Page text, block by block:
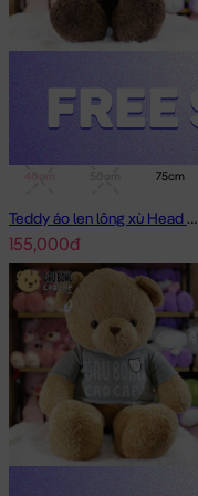
75cm
Teddy áo len lông xù Head and Tales
155,000đ